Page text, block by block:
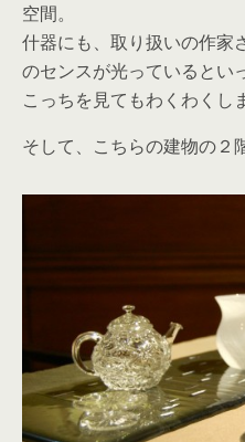
空間。
什器にも、取り扱いの作家
のセンスが光っているとい
こっちを見てもわくわくし
そして、こちらの建物の２